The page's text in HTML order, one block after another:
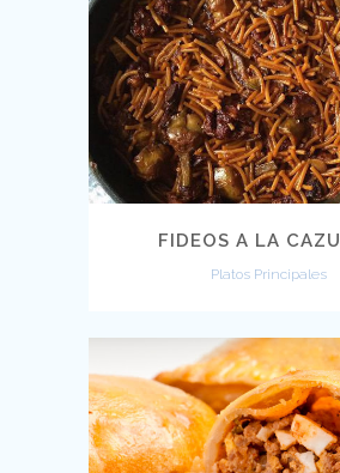
FIDEOS A LA
Platos Principales